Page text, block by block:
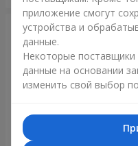
приложение смогут
устройства и
данные.
Некоторые
данные на основании
изменить свой выбор